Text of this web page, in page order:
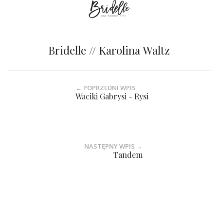
Bridelle // Karolina Waltz
← POPRZEDNI WPIS
Waciki Gabrysi - Rysi
NASTĘPNY WPIS →
Tandem